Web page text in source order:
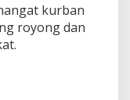
kurban
royong dan